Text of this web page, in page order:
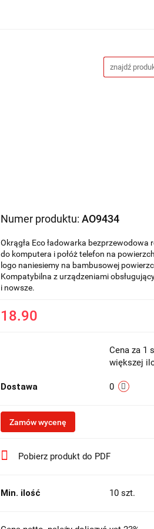
Numer produktu: AO9434
Okrągła Eco ładowarka
do komputera i połóż telefon na
logo naniesiemy na bambusowej
Kompatybilna z urządzeniami
i nowsze.
18.90
Cena za 1
większej
Dostawa 0
Zamów wycenę
Pobierz produkt do PDF
Min. ilość 10 szt.